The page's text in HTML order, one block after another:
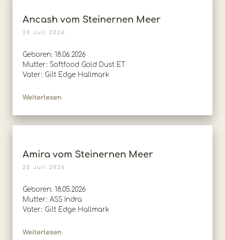
Ancash vom Steinernen Meer
20 Juli 2026
Geboren: 18.06.2026
Mutter: Softfood Gold Dust ET
Vater: Gilt Edge Hallmark
Weiterlesen
Amira vom Steinernen Meer
20 Juli 2026
Geboren: 18.05.2026
Mutter: ASS Indra
Vater: Gilt Edge Hallmark
Weiterlesen